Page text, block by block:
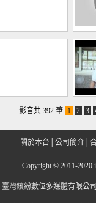
影音共 392 筆 1 2 3
關於本台 公司簡介│
Copyright © 2011-
臺灣繽紛數位多媒體有限公